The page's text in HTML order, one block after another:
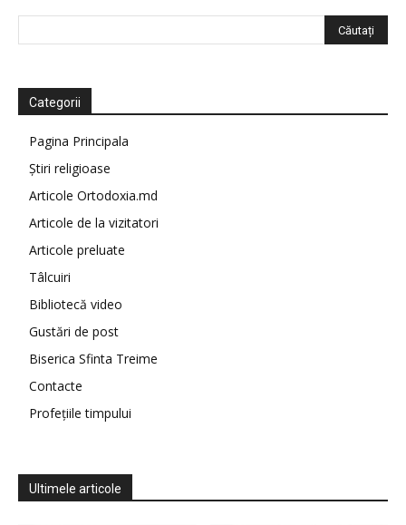
Categorii
Pagina Principala
Știri religioase
Articole Ortodoxia.md
Articole de la vizitatori
Articole preluate
Tâlcuiri
Bibliotecă video
Gustări de post
Biserica Sfinta Treime
Contacte
Profețiile timpului
Ultimele articole